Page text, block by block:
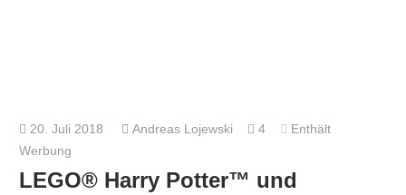
20. Juli 2018 Andreas Lojewski 4
Enthält
Werbung
LEGO® Harry Potter™ und